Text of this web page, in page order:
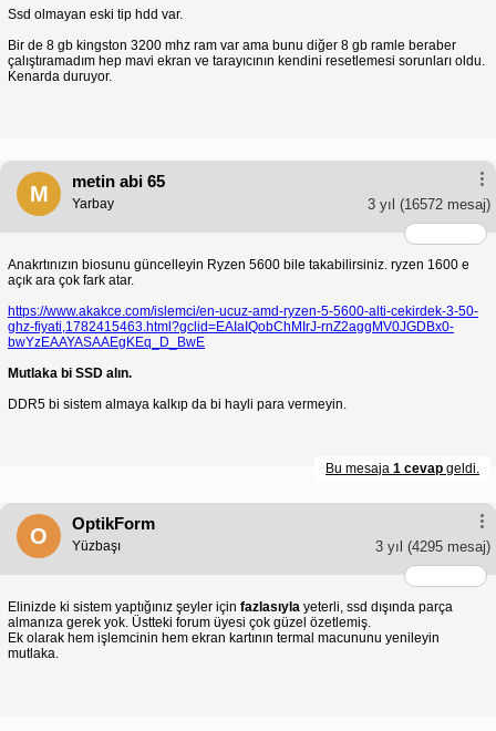
Ssd olmayan eski tip hdd var.
Bir de 8 gb kingston 3200 mhz ram var ama bunu diğer 8 gb ramle beraber
çalıştıramadım hep mavi ekran ve tarayıcının kendini resetlemesi sorunları oldu.
Kenarda duruyor.
M
metin abi 65
3 yıl (16572 mesaj)
Yarbay
Anakrtınızın biosunu güncelleyin Ryzen 5600 bile takabilirsiniz. ryzen 1600 e
açık ara çok fark atar.
https://www.akakce.com/islemci/en-ucuz-amd-ryzen-5-5600-alti-cekirdek-3-50-
ghz-fiyati,1782415463.html?gclid=EAIaIQobChMIrJ-rnZ2aggMV0JGDBx0-
bwYzEAAYASAAEgKEq_D_BwE
Mutlaka bi SSD alın.
DDR5 bi sistem almaya kalkıp da bi hayli para vermeyin.
Bu mesaja 1 cevap geldi.
O
OptikForm
3 yıl (4295 mesaj)
Yüzbaşı
Elinizde ki sistem yaptığınız şeyler için fazlasıyla yeterli, ssd dışında parça
almanıza gerek yok. Üstteki forum üyesi çok güzel özetlemiş.
Ek olarak hem işlemcinin hem ekran kartının termal macununu yenileyin
mutlaka.